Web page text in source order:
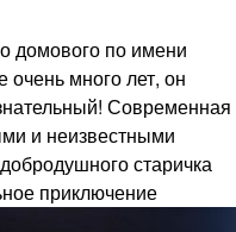
домового по имени
очень много лет, он
Современная
и неизвестными
старичка
приключение